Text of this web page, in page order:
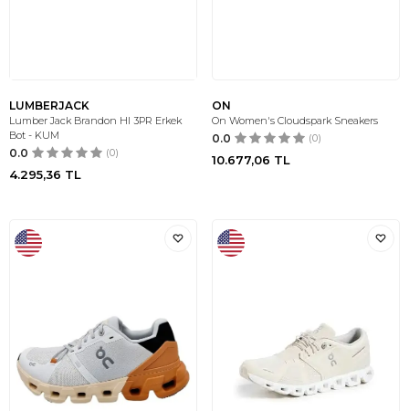
LUMBERJACK
Lumber Jack Brandon HI 3PR Erkek
Bot - KUM
0.0 (0)
4.295,36 TL
ON
On Women's Cloudspark Sneakers
0.0 (0)
10.677,06 TL